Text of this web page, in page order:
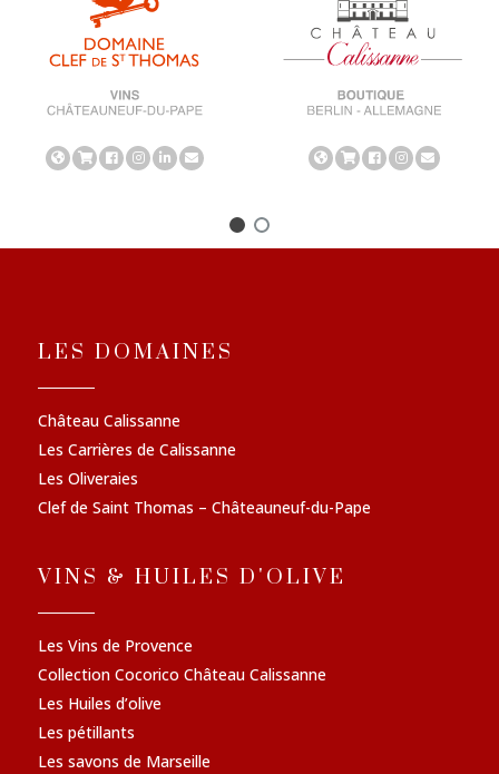
LES DOMAINES
Château Calissanne
Les Carrières de Calissanne
Les Oliveraies
Clef de Saint Thomas – Châteauneuf-du-Pape
VINS & HUILES D'OLIVE
Les Vins de Provence
Collection Cocorico Château Calissanne
Les Huiles d’olive
Les pétillants
Les savons de Marseille